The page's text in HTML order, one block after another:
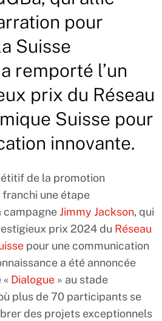
pour
Suisse
remporté l’un
prix du Réseau
Suisse pour
innovante.
de la promotion
franchi une étape
campagneJimmy Jackson, qui
prix 2024 du Réseau
pour une communication
a été annoncée
Dialogue » au stade
plus de 70 participants se
des projets exceptionnels